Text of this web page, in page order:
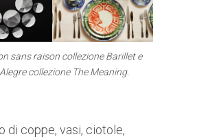
sans raison collezione Barillet e
collezione The Meaning.
di coppe, vasi, ciotole,